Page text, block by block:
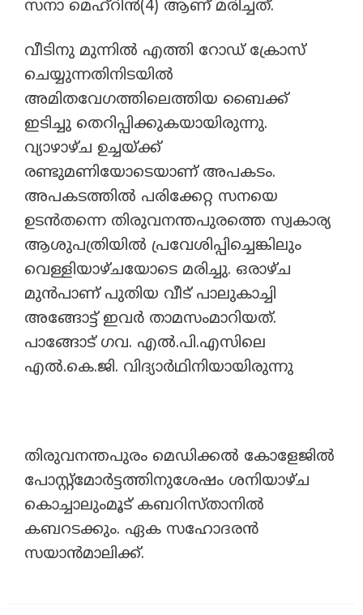
സനാ മെഹ്റിൻ(4) ആണ് മരിച്ചത്.
വീടിനു മുന്നിൽ എത്തി റോഡ് ക്രോസ്
ചെയ്യുന്നതിനിടയിൽ
അമിതവേഗത്തിലെത്തിയ ബൈക്ക്
ഇടിച്ചു തെറിപ്പിക്കുകയായിരുന്നു.
വ്യാഴാഴ്ച ഉച്ചയ്ക്ക്
രണ്ടുമണിയോടെയാണ് അപകടം.
അപകടത്തിൽ പരിക്കേറ്റ സനയെ
ഉടൻതന്നെ തിരുവനന്തപുരത്തെ സ്വകാര്യ
ആശുപത്രിയിൽ പ്രവേശിപ്പിച്ചെങ്കിലും
വെള്ളിയാഴ്ചയോടെ മരിച്ചു. ഒരാഴ്ച
മുൻപാണ് പുതിയ വീട് പാലുകാച്ചി
അങ്ങോട്ട് ഇവർ താമസംമാറിയത്.
പാങ്ങോട് ഗവ. എൽ.പി.എസിലെ
എൽ.കെ.ജി. വിദ്യാർഥിനിയായിരുന്നു
തിരുവനന്തപുരം മെഡിക്കൽ കോളേജിൽ
പോസ്റ്റ്മോർട്ടത്തിനുശേഷം ശനിയാഴ്ച‌
കൊച്ചാലുംമൂട് കബറിസ്‌താനിൽ
കബറടക്കും. ഏക സഹോദരൻ
സയാൻമാലിക്ക്.